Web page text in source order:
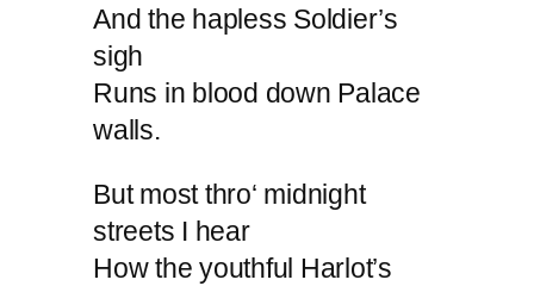
And the hapless Soldier’s
sigh
Runs in blood down Palace
walls.
But most thro‘ midnight
streets I hear
How the youthful Harlot’s